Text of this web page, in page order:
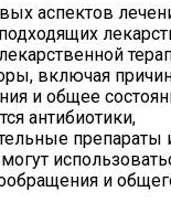
аспектов
включая
и общее
антибиотики,
и